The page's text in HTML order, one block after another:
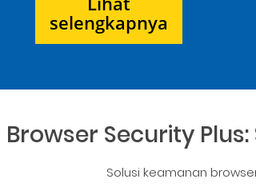
Download
whitepaper
sekarang
Browser Security
Solusi keamanan